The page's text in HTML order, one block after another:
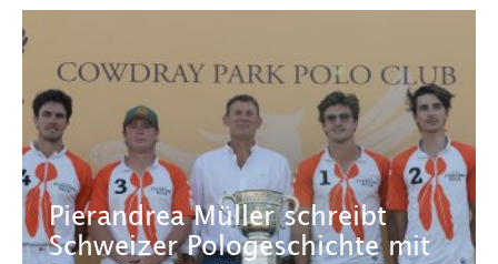
Pierandrea Müller schreibt
Schweizer Pologeschichte mit